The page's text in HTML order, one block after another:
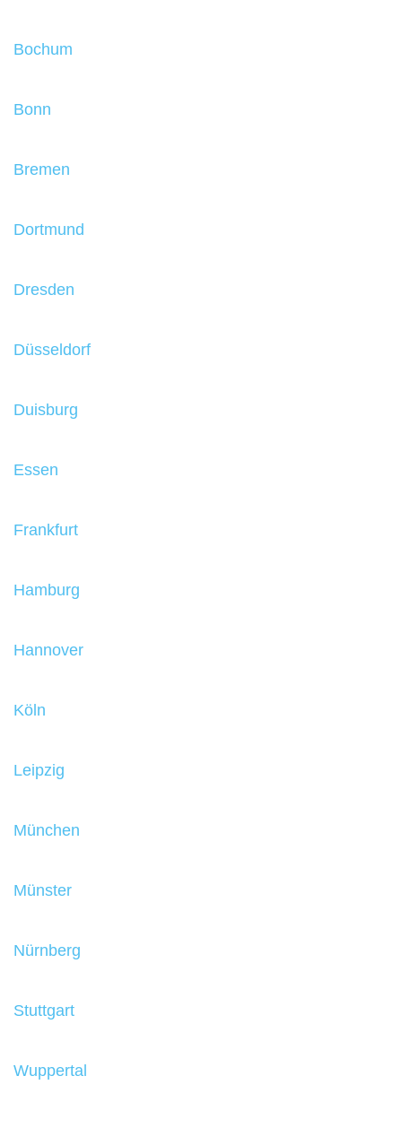
Bochum
Bonn
Bremen
Dortmund
Dresden
Düsseldorf
Duisburg
Essen
Frankfurt
Hamburg
Hannover
Köln
Leipzig
München
Münster
Nürnberg
Stuttgart
Wuppertal